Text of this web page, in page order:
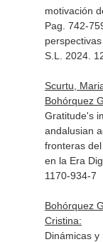
motivación
Pag. 742-
S.L. 2024.
Scurtu,
Bohórquez
Gratitude's
andalusian
fronteras
en la Era
1170-934-7
Bohórquez
Cristina:
Dinámicas y